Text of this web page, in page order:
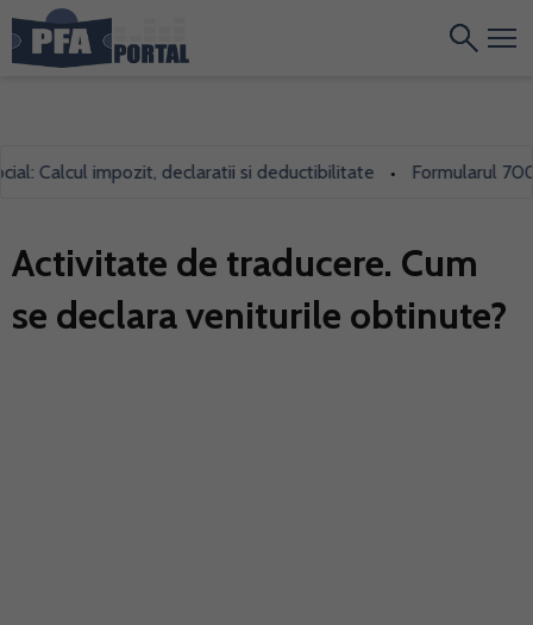
impozit, declaratii si deductibilitate • Formularul 700,
Activitate de traducere. Cum
se declara veniturile obtinute?